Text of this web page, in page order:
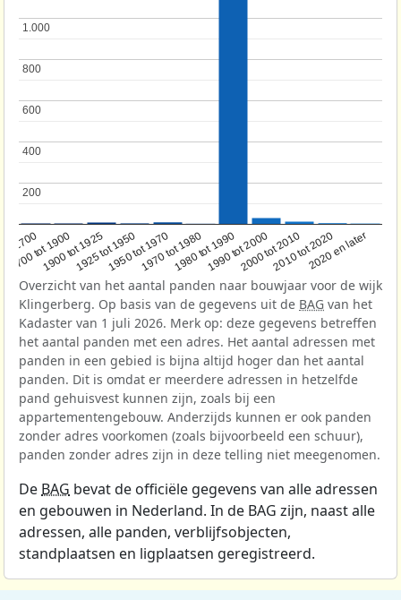
1700
1700 tot 1900
1900 tot 19251925 tot 19501950 tot 19701970 tot 19801980 tot 19901990 tot 20002000 tot 20102010 tot 20202020 en later
200
200
400
400
600
600
800
800
1.000
1.000
Overzicht van het aantal panden naar bouwjaar voor de wijk
Klingerberg. Op basis van de gegevens uit de BAG van het
Kadaster van 1 juli 2026. Merk op: deze gegevens betreffen
het aantal panden met een adres. Het aantal adressen met
panden in een gebied is bijna altijd hoger dan het aantal
panden. Dit is omdat er meerdere adressen in hetzelfde
pand gehuisvest kunnen zijn, zoals bij een
appartementengebouw. Anderzijds kunnen er ook panden
zonder adres voorkomen (zoals bijvoorbeeld een schuur),
panden zonder adres zijn in deze telling niet meegenomen.
De BAG bevat de officiële gegevens van alle adressen
en gebouwen in Nederland. In de BAG zijn, naast alle
adressen, alle panden, verblijfsobjecten,
standplaatsen en ligplaatsen geregistreerd.